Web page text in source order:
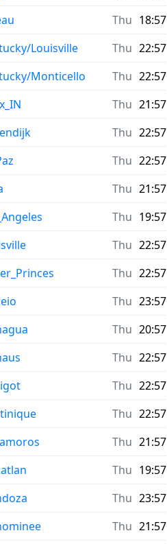
Thu 18:57
Louisville
Thu 22:57
Monticello
Thu 22:57
Thu 21:57
Thu 22:57
Thu 22:57
Thu 21:57
Thu 19:57
Thu 22:57
Thu 22:57
Thu 23:57
Thu 20:57
Thu 22:57
Thu 22:57
Thu 22:57
Thu 21:57
Thu 19:57
Thu 23:57
Thu 21:57